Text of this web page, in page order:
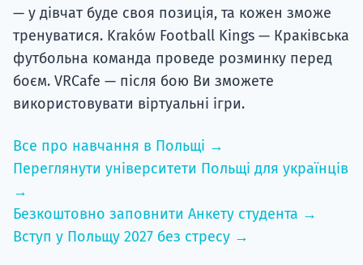
— у дівчат буде своя позиція, та кожен зможе
тренуватися. Kraków Football Kings — Краківська
футбольна команда проведе розминку перед
боєм. VRCafe — після бою Ви зможете
використовувати віртуальні ігри.
Все про навчання в Польщі →
Переглянути університети Польщі для українців
→
Безкоштовно заповнити Анкету студента →
Вступ у Польщу 2027 без стресу →